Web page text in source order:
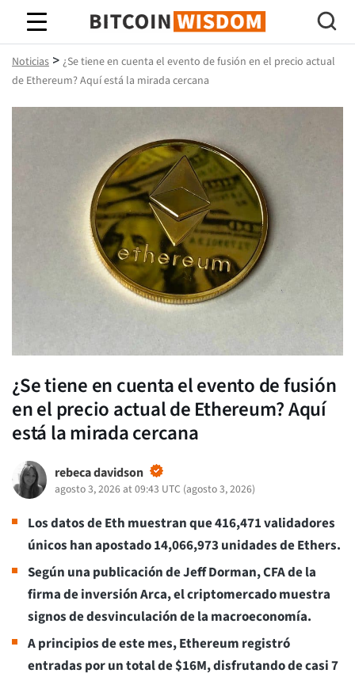
Sabiduría de Bitcoin
Noticias > ¿Se tiene en cuenta el evento de fusión en el precio actual
de Ethereum? Aquí está la mirada cercana
¿Se tiene en cuenta el evento de fusión
en el precio actual de Ethereum? Aquí
está la mirada cercana
rebeca davidson
agosto 3, 2026 at 09:43 UTC (agosto 3, 2026)
Los datos de Eth muestran que 416,471 validadores
únicos han apostado 14,066,973 unidades de Ethers.
Según una publicación de Jeff Dorman, CFA de la
firma de inversión Arca, el criptomercado muestra
signos de desvinculación de la macroeconomía.
A principios de este mes, Ethereum registró
entradas por un total de $16M, disfrutando de casi 7